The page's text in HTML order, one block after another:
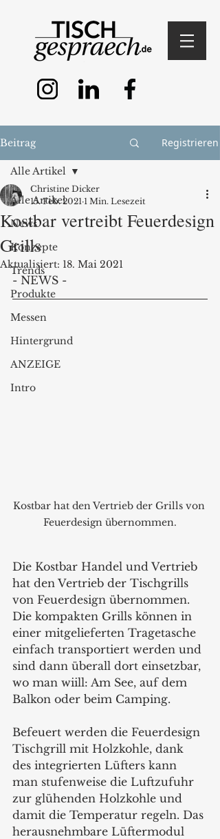
Beitrag Registrieren
Alle Artikel
News
Konzepte
Trends
Produkte
Messen
Hintergrund
ANZEIGE
Intro
Alle Artikel
Kostbar vertreibt Feuerdesign
Grills
Christine Dicker
15. Feb. 2021 1 Min. Lesezeit
Aktualisiert: 18. Mai 2021
- NEWS -
Kostbar hat den Vertrieb der Grills von
Feuerdesign übernommen.
Die Kostbar Handel und Vertrieb
hat den Vertrieb der Tischgrills
von Feuerdesign übernommen.
Die kompakten Grills können in
einer mitgelieferten Tragetasche
einfach transportiert werden und
sind dann überall dort einsetzbar,
wo man wiill: Am See, auf dem
Balkon oder beim Camping.
Befeuert werden die Feuerdesign
Tischgrill mit Holzkohle, dank
des integrierten Lüfters kann
man stufenweise die Luftzufuhr
zur glühenden Holzkohle und
damit die Temperatur regeln. Das
herausnehmbare Lüftermodul